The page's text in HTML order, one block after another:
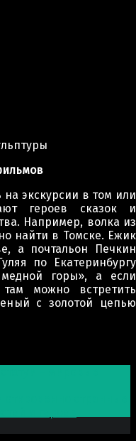
на экскурсии в том или
героев сказок и
Например, волка из
найти в Томске. Ежик
а почтальон Печкин
по Екатеринбургу
горы», а если
можно встретить
с золотой цепью